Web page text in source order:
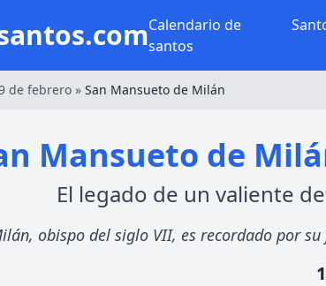
Calendario de
santos
de febrero » San Mansueto de Milán
Mansueto de
El legado de un valiente
obispo del siglo VII, es recordado por